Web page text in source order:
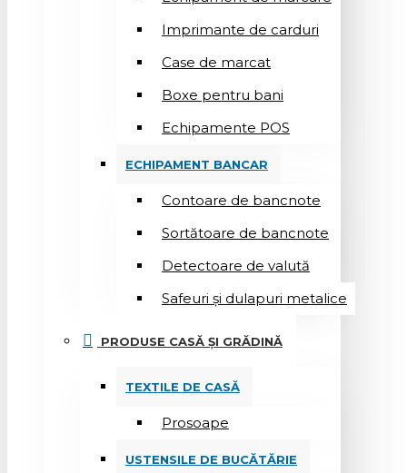
Imprimante de carduri
Case de marcat
Boxe pentru bani
Echipamente POS
ECHIPAMENT BANCAR
Contoare de bancnote
Sortătoare de bancnote
Detectoare de valută
Safeuri și dulapuri metalice
PRODUSE CASĂ ȘI GRĂDINĂ
TEXTILE DE CASĂ
Prosoape
USTENSILE DE BUCĂTĂRIE